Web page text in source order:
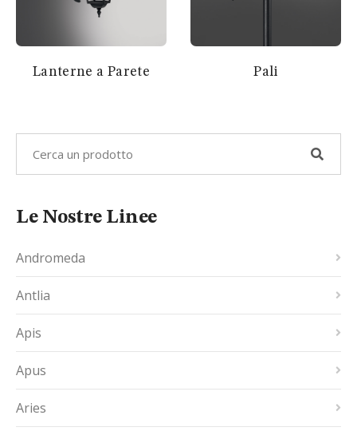
Lanterne a Parete Pali
Le Nostre Linee
Andromeda
Antlia
Apis
Apus
Aries